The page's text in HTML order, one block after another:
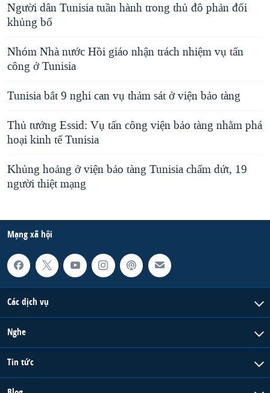
Người dân Tunisia tuần hành trong thủ đô phản đối
khủng bố
Nhóm Nhà nước Hồi giáo nhận trách nhiệm vụ tấn
công ở Tunisia
Tunisia bắt 9 nghi can vụ thảm sát ở viện bảo tàng
Thủ tướng Essid: Vụ tấn công viện bảo tàng nhằm phá
hoại kinh tế Tunisia
Khủng hoảng ở viện bảo tàng Tunisia chấm dứt, 19
người thiệt mạng
Mạng xã hội
Các dịch vụ
Nghe
Tin tức